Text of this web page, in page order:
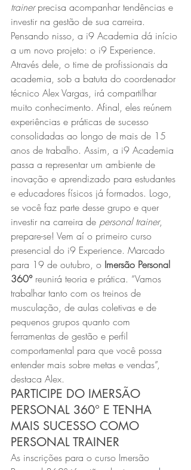
trainer precisa acompanhar tendências e
investir na gestão de sua carreira.
Pensando nisso, a i9 Academia dá início
a um novo projeto: o i9 Experience.
Através dele, o time de profissionais da
academia, sob a batuta do coordenador
técnico Alex Vargas, irá compartilhar
muito conhecimento. Afinal, eles reúnem
experiências e práticas de sucesso
consolidadas ao longo de mais de 15
anos de trabalho. Assim, a i9 Academia
passa a representar um ambiente de
inovação e aprendizado para estudantes
e educadores físicos já formados. Logo,
se você faz parte desse grupo e quer
investir na carreira de personal trainer,
prepare-se! Vem aí o primeiro curso
presencial do i9 Experience. Marcado
para 19 de outubro, o Imersão Personal
360° reunirá teoria e prática. “Vamos
trabalhar tanto com os treinos de
musculação, de aulas coletivas e de
pequenos grupos quanto com
ferramentas de gestão e perfil
comportamental para que você possa
entender mais sobre metas e vendas”,
destaca Alex.
PARTICIPE DO IMERSÃO
PERSONAL 360° E TENHA
MAIS SUCESSO COMO
PERSONAL TRAINER
As inscrições para o curso Imersão